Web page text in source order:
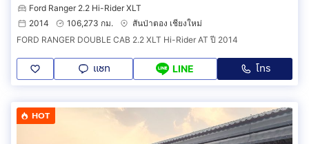
Ford Ranger 2.2 Hi-Rider XLT
2014
106,273 กม.
สันป่าตอง เชียงใหม่
FORD RANGER DOUBLE CAB 2.2 XLT Hi-Rider AT ปี 2014
แชท LINE โทร
HOT